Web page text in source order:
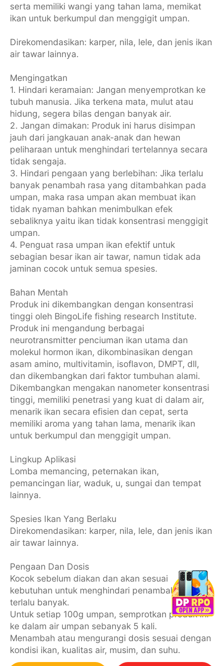
serta memiliki wangi yang tahan lama, memikat
ikan untuk berkumpul dan menggigit umpan.
Direkomendasikan: karper, nila, lele, dan jenis ikan
air tawar lainnya.
Mengingatkan
1. Hindari keramaian: Jangan menyemprotkan ke
tubuh manusia. Jika terkena mata, mulut atau
hidung, segera bilas dengan banyak air.
2. Jangan dimakan: Produk ini harus disimpan
jauh dari jangkauan anak-anak dan hewan
peliharaan untuk menghindari tertelannya secara
tidak sengaja.
3. Hindari pengaan yang berlebihan: Jika terlalu
banyak penambah rasa yang ditambahkan pada
umpan, maka rasa umpan akan membuat ikan
tidak nyaman bahkan menimbulkan efek
sebaliknya yaitu ikan tidak konsentrasi menggigit
umpan.
4. Penguat rasa umpan ikan efektif untuk
sebagian besar ikan air tawar, namun tidak ada
jaminan cocok untuk semua spesies.
Bahan Mentah
Produk ini dikembangkan dengan konsentrasi
tinggi oleh BingoLife fishing research Institute.
Produk ini mengandung berbagai
neurotransmitter penciuman ikan utama dan
molekul hormon ikan, dikombinasikan dengan
asam amino, multivitamin, isoflavon, DMPT, dll,
dan dikembangkan dari faktor tumbuhan alami.
Dikembangkan mengakan nanometer konsentrasi
tinggi, memiliki penetrasi yang kuat di dalam air,
menarik ikan secara efisien dan cepat, serta
memiliki aroma yang tahan lama, menarik ikan
untuk berkumpul dan menggigit umpan.
Lingkup Aplikasi
Lomba memancing, peternakan ikan,
pemancingan liar, waduk, u, sungai dan tempat
lainnya.
Spesies Ikan Yang Berlaku
Direkomendasikan: karper, nila, lele, dan jenis ikan
air tawar lainnya.
Pengaan Dan Dosis
Kocok sebelum diakan dan akan sesuai
kebutuhan untuk menghindari penambahan
terlalu banyak.
Untuk setiap 100g umpan, semprotkan produk ini
ke dalam air umpan sebanyak 5 kali.
Menambah atau mengurangi dosis sesuai dengan
kondisi ikan, kualitas air, musim, dan suhu.